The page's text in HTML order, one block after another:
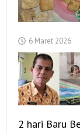
6 Maret 2026
2 hari Baru